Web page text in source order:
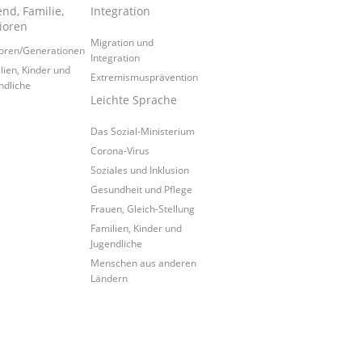
Familie,
Generationen
Kinder und
Integration
Migration und
Integration
Extremismusprävention
Leichte Sprache
Das Sozial-Ministerium
Corona-Virus
Soziales und Inklusion
Gesundheit und Pflege
Frauen, Gleich-Stellung
Familien, Kinder und
Jugendliche
Menschen aus anderen
Ländern